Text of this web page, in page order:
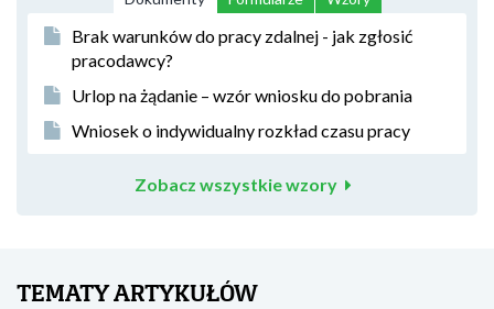
Brak warunków do pracy zdalnej - jak zgłosić
pracodawcy?
Urlop na żądanie – wzór wniosku do pobrania
Wniosek o indywidualny rozkład czasu pracy
Zobacz wszystkie wzory
TEMATY ARTYKUŁÓW